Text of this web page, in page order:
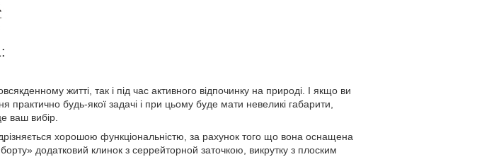
житті, так і під час активного відпочинку на природі. І якщо ви
практично будь-якої задачі і при цьому буде мати невеликі габарити,
ваш вибір.
хорошою функціональністю, за рахунок того що вона оснащена
додатковий клинок з серрейторной заточкою, викрутку з плоским